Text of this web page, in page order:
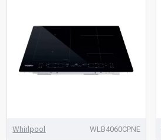
Whirlpool WLB4060CPNE